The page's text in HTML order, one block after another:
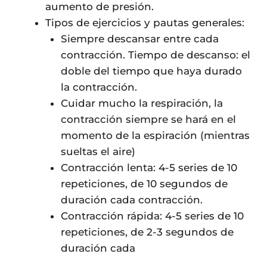
aumento de presión.
Tipos de ejercicios y pautas generales:
Siempre descansar entre cada
contracción. Tiempo de descanso: el
doble del tiempo que haya durado
la contracción.
Cuidar mucho la respiración, la
contracción siempre se hará en el
momento de la espiración (mientras
sueltas el aire)
Contracción lenta: 4-5 series de 10
repeticiones, de 10 segundos de
duración cada contracción.
Contracción rápida: 4-5 series de 10
repeticiones, de 2-3 segundos de
duración cada